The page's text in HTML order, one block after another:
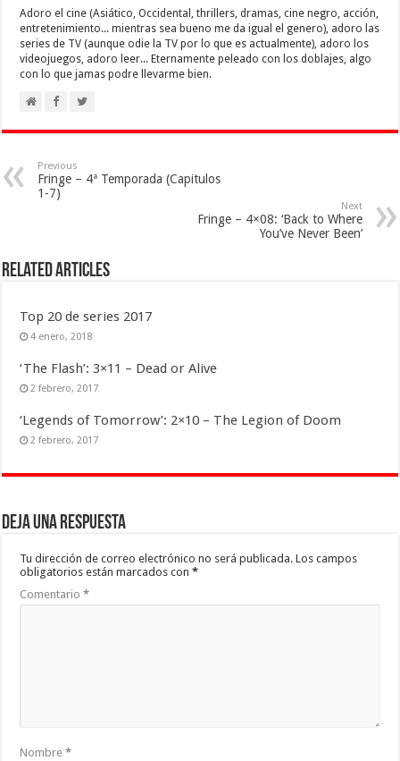
Adoro el cine (Asiático, Occidental, thrillers, dramas, cine negro, acción,
entretenimiento... mientras sea bueno me da igual el genero), adoro las
series de TV (aunque odie la TV por lo que es actualmente), adoro los
videojuegos, adoro leer... Eternamente peleado con los doblajes, algo
con lo que jamas podre llevarme bien.
Previous
Fringe – 4ª Temporada (Capitulos
1-7)
Next
Fringe – 4×08: ‘Back to Where
You’ve Never Been’
Related Articles
Top 20 de series 2017
4 enero, 2018
‘The Flash’: 3×11 – Dead or Alive
2 febrero, 2017
‘Legends of Tomorrow’: 2×10 – The Legion of Doom
2 febrero, 2017
Deja una respuesta
Tu dirección de correo electrónico no será publicada. Los campos
obligatorios están marcados con*
Comentario*
Nombre*